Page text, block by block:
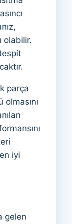
olabilir.
parça
iyi
gelen